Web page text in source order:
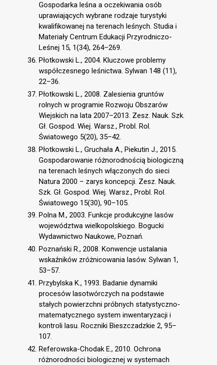
Gospodarka leśna a oczekiwania osób
uprawiających wybrane rodzaje turystyki
kwalifikowanej na terenach leśnych. Studia i
Materiały Centrum Edukacji Przyrodniczo-
Leśnej 15, 1(34), 264–269.
Płotkowski L., 2004. Kluczowe problemy
współczesnego leśnictwa. Sylwan 148 (11),
22–36.
Płotkowski L., 2008. Zalesienia gruntów
rolnych w programie Rozwoju Obszarów
Wiejskich na lata 2007–2013. Zesz. Nauk. Szk.
Gł. Gospod. Wiej. Warsz., Probl. Rol.
Światowego 5(20), 35–42.
Płotkowski L., Gruchała A., Piekutin J., 2015.
Gospodarowanie różnorodnością biologiczną
na terenach leśnych włączonych do sieci
Natura 2000 – zarys koncepcji. Zesz. Nauk.
Szk. Gł. Gospod. Wiej. Warsz., Probl. Rol.
Światowego 15(30), 90–105.
Polna M., 2003. Funkcje produkcyjne lasów
województwa wielkopolskiego. Bogucki
Wydawnictwo Naukowe, Poznań.
Poznański R., 2008. Konwencje ustalania
wskaźników zróżnicowania lasów. Sylwan 1,
53–57.
Przybylska K., 1993. Badanie dynamiki
procesów lasotwórczych na podstawie
stałych powierzchni próbnych statystyczno-
matematycznego system inwentaryzacji i
kontroli lasu. Roczniki Bieszczadzkie 2, 95–
107.
Referowska-Chodak E., 2010. Ochrona
różnorodności biologicznej w systemach